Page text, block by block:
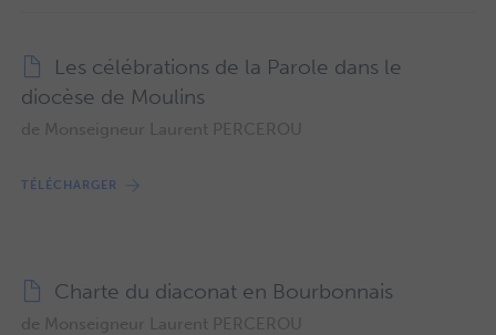
Les célébrations de la Parole dans le
diocèse de Moulins
de Monseigneur Laurent PERCEROU
TÉLÉCHARGER
Charte du diaconat en Bourbonnais
de Monseigneur Laurent PERCEROU